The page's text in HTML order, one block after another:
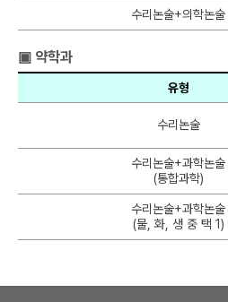
수리논술+의학논술
▣ 약학과
유형
수리논술
수리논술+과학논술
(통합과학)
수리논술+과학논술
(물, 화, 생 중 택 1)